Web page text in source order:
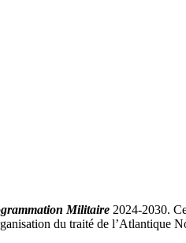
Militaire 2024-2030.
du traité de l’Atlantique